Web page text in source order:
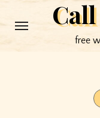
to
free